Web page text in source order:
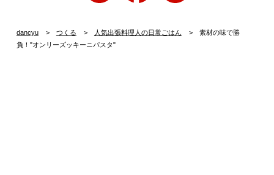
dancyu つくる 人気出張料理人の日常ごはん
素材の味で勝
負！"オンリーズッキーニパスタ"